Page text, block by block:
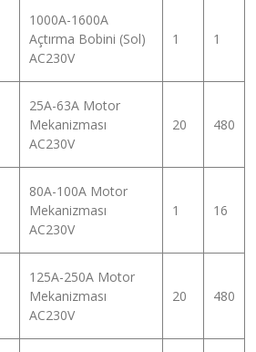
1000A-1600A
Açtırma Bobini (Sol)
AC230V
1 1
25A-63A Motor
Mekanizması
AC230V
20 480
80A-100A Motor
Mekanizması
AC230V
1 16
125A-250A Motor
Mekanizması
AC230V
20 480